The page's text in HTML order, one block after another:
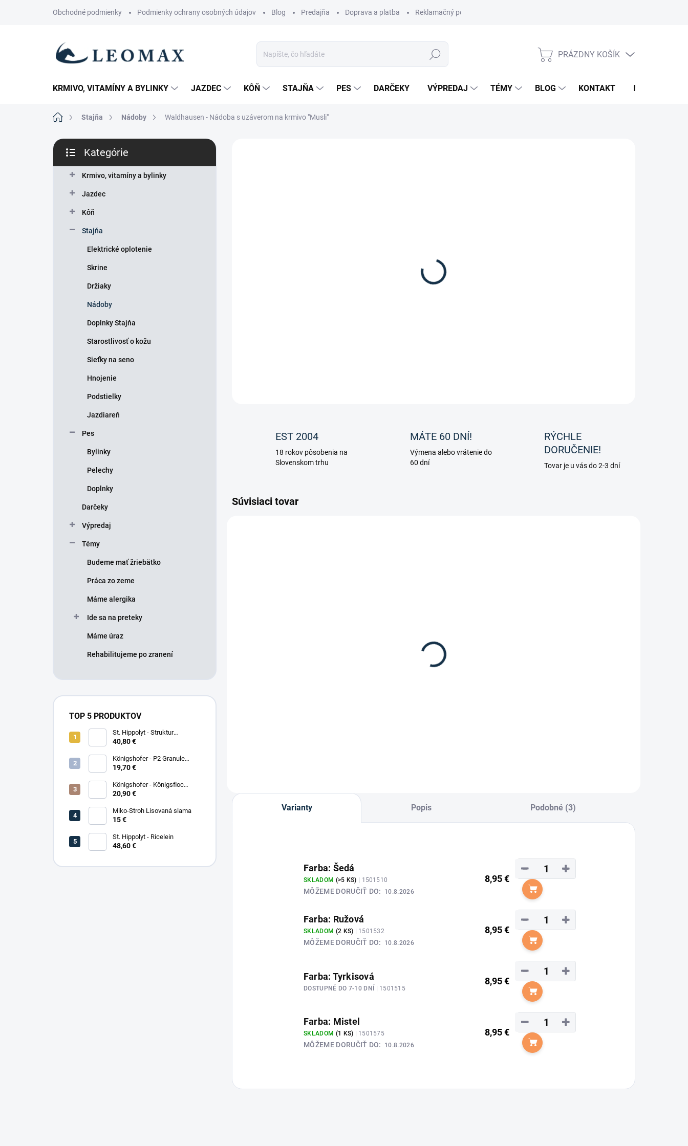
Obchodné podmienky Podmienky ochrany osobných údajov Blog Predajňa Doprava a platba Reklamačný poriadok
Hľadať
NÁKUPNÝ
PRÁZDNY KOŠÍK
KRMIVO, VITAMÍNY A BYLINKY JAZDEC KÔŇ STAJŇA PES DARČEKY VÝPREDAJ TÉMY BLOG KONTAKT NOVINKY
DomovStajňa Nádoby Waldhausen - Nádoba s uzáverom na krmivo "Musli"
B
č
kategórie
Kategórie
Krmivo, vitamíny a bylinky
Jazdec
Kôň
Stajňa
Elektrické oplotenie
Skrine
Držiaky
Nádoby
Doplnky Stajňa
Starostlivosť o kožu
Sieťky na seno
Hnojenie
Podstielky
Jazdiareň
Pes
Bylinky
Pelechy
Doplnky
Darčeky
Výpredaj
Témy
Budeme mať žriebätko
Práca zo zeme
Máme alergika
Ide sa na preteky
Máme úraz
Rehabilitujeme po zranení
TOP 5 PRODUKTOV
St. Hippolyt - Struktur
Energetikum
40,80 €
Königshofer - P2 Granule
Freizeit
19,70 €
Königshofer - Königsfloc
základne musli
20,90 €
Miko-Stroh Lisovaná slama
15 €
St. Hippolyt - Ricelein
48,60 €
na müsli – 5 l
Hľadáte kompaktné a spoľahlivé riešenie na uskladnenie
EST 2004
18 rokov pôsobenia na
Slovenskom trhu
MÁTE 60 DNÍ!
Výmena alebo vrátenie do
60 dní
RÝCHLE
DORUČENIE!
Tovar je u vás do 2-3 dní
Súvisiaci tovar
Varianty Popis Podobné (3)
Farba: Šedá
SKLADOM (>5 KS) | 1501510
MÔŽEME DORUČIŤ DO: 10.8.2026
8,95 €
+
−
Do košíka
Farba: Ružová
SKLADOM (2 KS) | 1501532
MÔŽEME DORUČIŤ DO: 10.8.2026
8,95 €
+
−
Do košíka
Farba: Tyrkisová
DOSTUPNÉ DO 7-10 DNÍ | 1501515
8,95 €
+
−
Do košíka
Farba: Mistel
SKLADOM (1 KS) | 1501575
MÔŽEME DORUČIŤ DO: 10.8.2026
8,95 €
+
−
Do košíka